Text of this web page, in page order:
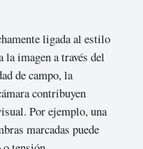
ligada al estilo
la imagen a través del
de campo, la
contribuyen
Por ejemplo, una
marcadas puede